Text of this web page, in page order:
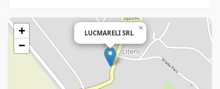
LUCMARELI SRL
×
+
−